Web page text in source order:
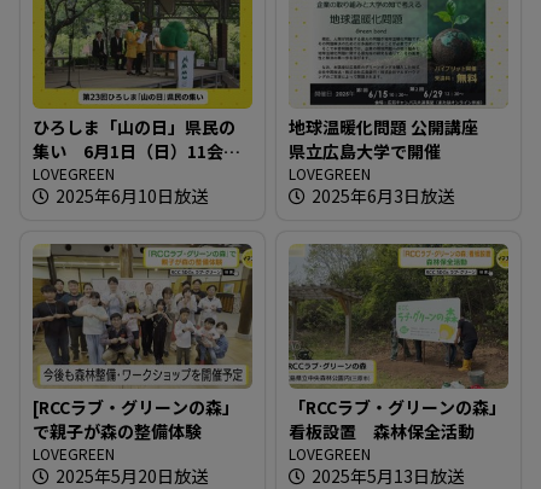
ひろしま「山の日」県民の
集い 6月1日（日）11会場
で開催
LOVEGREEN
2025年6月10日放送
地球温暖化問題 公開講座
県立広島大学で開催
LOVEGREEN
2025年6月3日放送
[RCCラブ・グリーンの森」
で親子が森の整備体験
LOVEGREEN
2025年5月20日放送
「RCCラブ・グリーンの森」
看板設置 森林保全活動
LOVEGREEN
2025年5月13日放送